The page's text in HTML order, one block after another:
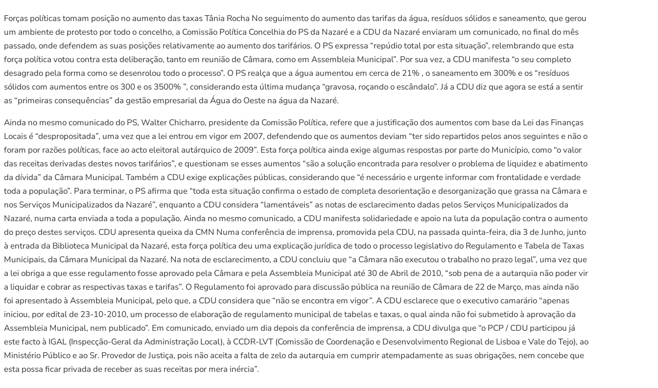
Forças políticas tomam posição no aumento das taxas Tânia Rocha No seguimento do aumento das tarifas da água, resíduos sólidos e saneamento, que gerou
um ambiente de protesto por todo o concelho, a Comissão Política Concelhia do PS da Nazaré e a CDU da Nazaré enviaram um comunicado, no final do mês
passado, onde defendem as suas posições relativamente ao aumento dos tarifários. O PS expressa “repúdio total por esta situação”, relembrando que esta
força política votou contra esta deliberação, tanto em reunião de Câmara, como em Assembleia Municipal”. Por sua vez, a CDU manifesta “o seu completo
desagrado pela forma como se desenrolou todo o processo”. O PS realça que a água aumentou em cerca de 21% , o saneamento em 300% e os “resíduos
sólidos com aumentos entre os 300 e os 3500% ”, considerando esta última mudança “gravosa, roçando o escândalo”. Já a CDU diz que agora se está a sentir
as “primeiras consequências” da gestão empresarial da Água do Oeste na água da Nazaré.
Ainda no mesmo comunicado do PS, Walter Chicharro, presidente da Comissão Política, refere que a justificação dos aumentos com base da Lei das Finanças
Locais é “despropositada”, uma vez que a lei entrou em vigor em 2007, defendendo que os aumentos deviam “ter sido repartidos pelos anos seguintes e não o
foram por razões políticas, face ao acto eleitoral autárquico de 2009”. Esta força política ainda exige algumas respostas por parte do Município, como “o valor
das receitas derivadas destes novos tarifários”, e questionam se esses aumentos “são a solução encontrada para resolver o problema de liquidez e abatimento
da dívida” da Câmara Municipal. Também a CDU exige explicações públicas, considerando que “é necessário e urgente informar com frontalidade e verdade
toda a população”. Para terminar, o PS afirma que “toda esta situação confirma o estado de completa desorientação e desorganização que grassa na Câmara e
nos Serviços Municipalizados da Nazaré”, enquanto a CDU considera “lamentáveis” as notas de esclarecimento dadas pelos Serviços Municipalizados da
Nazaré, numa carta enviada a toda a população. Ainda no mesmo comunicado, a CDU manifesta solidariedade e apoio na luta da população contra o aumento
do preço destes serviços. CDU apresenta queixa da CMN Numa conferência de imprensa, promovida pela CDU, na passada quinta-feira, dia 3 de Junho, junto
à entrada da Biblioteca Municipal da Nazaré, esta força política deu uma explicação jurídica de todo o processo legislativo do Regulamento e Tabela de Taxas
Municipais, da Câmara Municipal da Nazaré. Na nota de esclarecimento, a CDU concluiu que “a Câmara não executou o trabalho no prazo legal”, uma vez que
a lei obriga a que esse regulamento fosse aprovado pela Câmara e pela Assembleia Municipal até 30 de Abril de 2010, “sob pena de a autarquia não poder vir
a liquidar e cobrar as respectivas taxas e tarifas”. O Regulamento foi aprovado para discussão pública na reunião de Câmara de 22 de Março, mas ainda não
foi apresentado à Assembleia Municipal, pelo que, a CDU considera que “não se encontra em vigor”. A CDU esclarece que o executivo camarário “apenas
iniciou, por edital de 23-10-2010, um processo de elaboração de regulamento municipal de tabelas e taxas, o qual ainda não foi submetido à aprovação da
Assembleia Municipal, nem publicado”. Em comunicado, enviado um dia depois da conferência de imprensa, a CDU divulga que “o PCP / CDU participou já
este facto à IGAL (Inspecção-Geral da Administração Local), à CCDR-LVT (Comissão de Coordenação e Desenvolvimento Regional de Lisboa e Vale do Tejo), ao
Ministério Público e ao Sr. Provedor de Justiça, pois não aceita a falta de zelo da autarquia em cumprir atempadamente as suas obrigações, nem concebe que
esta possa ficar privada de receber as suas receitas por mera inércia”.